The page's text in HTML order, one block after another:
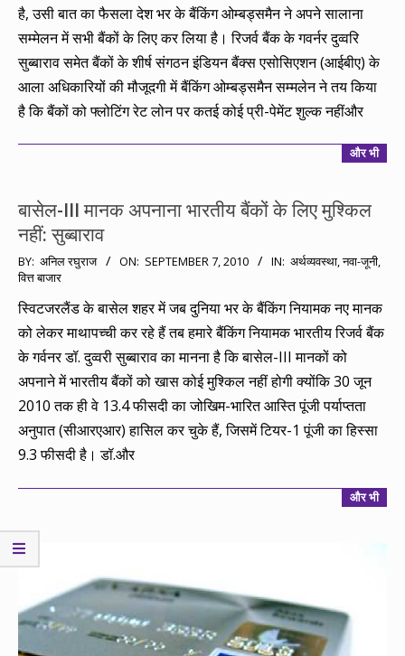
है, उसी बात का फैसला देश भर के बैंकिंग ओम्बड्समैन ने अपने सालाना
सम्मेलन में सभी बैंकों के लिए कर लिया है। रिजर्व बैंक के गवर्नर दुव्वरि
सुब्बाराव समेत बैंकों के शीर्ष संगठन इंडियन बैंक्स एसोसिएशन (आईबीए) के
आला अधिकारियों की मौजूदगी में बैंकिंग ओम्बड्समैन सम्मलेन ने तय किया
है कि बैंकों को फ्लोटिंग रेट लोन पर कतई कोई प्री-पेमेंट शुल्क नहींऔर
और भी
बासेल-III मानक अपनाना भारतीय बैंकों के लिए मुश्किल
नहीं: सुब्बाराव
2010-
09-
07
BY: अनिल रघुराज ON: SEPTEMBER 7, 2010 IN: अर्थव्यवस्था,नवा-जूनी,
वित्त बाजार
स्विटजरलैंड के बासेल शहर में जब दुनिया भर के बैंकिंग नियामक नए मानक
को लेकर माथापच्ची कर रहे हैं तब हमारे बैंकिंग नियामक भारतीय रिजर्व बैंक
के गर्वनर डॉ. दुव्वरी सुब्बाराव का मानना है कि बासेल-III मानकों को
अपनाने में भारतीय बैंकों को खास कोई मुश्किल नहीं होगी क्योंकि 30 जून
2010 तक ही वे 13.4 फीसदी का जोखिम-भारित आस्ति पूंजी पर्याप्तता
अनुपात (सीआरएआर) हासिल कर चुके हैं, जिसमें टियर-1 पूंजी का हिस्सा
9.3 फीसदी है। डॉ.और
और भी